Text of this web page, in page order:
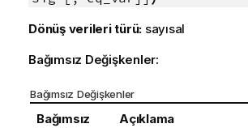
Dönüş verileri türü: sayısal
Bağımsız Değişkenler:
Bağımsız Değişkenler
Bağımsız
Açıklama